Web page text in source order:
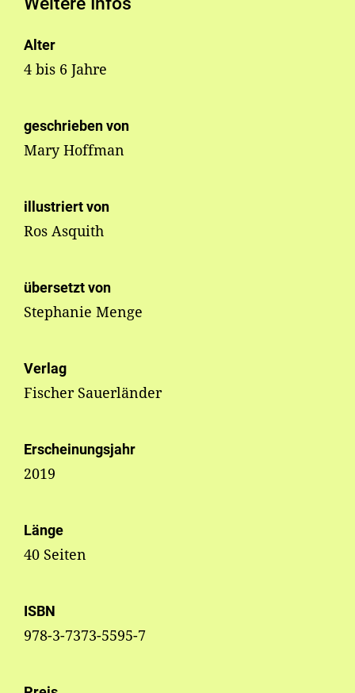
Alter
4 bis 6 Jahre
geschrieben von
Mary Hoffman
illustriert von
Ros Asquith
übersetzt von
Stephanie Menge
Verlag
Fischer Sauerländer
Erscheinungsjahr
2019
Länge
40 Seiten
ISBN
978-3-7373-5595-7